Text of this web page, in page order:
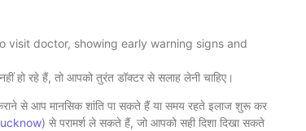
हो रहे हैं, तो आपको तुरंत डॉक्टर से सलाह लेनी चाहिए।
से आप मानसिक शांति पा सकते हैं या समय रहते इलाज शुरू कर
से परामर्श ले सकते हैं, जो आपको सही दिशा दिखा सकते